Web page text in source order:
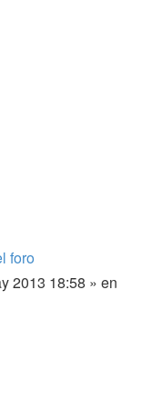
foro
2013 18:58 » en